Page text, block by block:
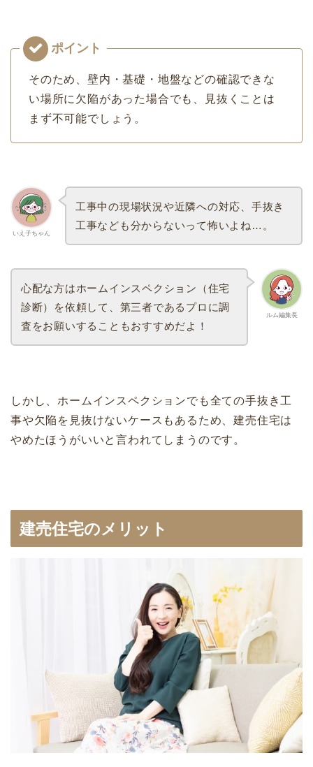
そのため、壁内・基礎・地盤などの確認できな
い場所に欠陥があった場合でも、見抜くことは
まず不可能でしょう。
いえ子ちゃん
工事中の現場状況や近隣への対応、手抜き
工事なども分からないって怖いよね…。
ルム編集長
心配な方はホームインスペクション（住宅
診断）を依頼して、第三者であるプロに調
査をお願いすることもおすすめだよ！
しかし、ホームインスペクションでも全ての手抜き工
事や欠陥を見抜けないケースもあるため、建売住宅は
やめたほうがいいと言われてしまうのです。
建売住宅のメリット